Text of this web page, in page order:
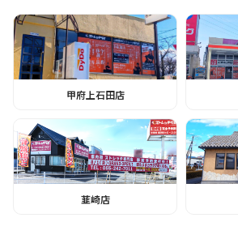
甲府上石田店
韮崎店